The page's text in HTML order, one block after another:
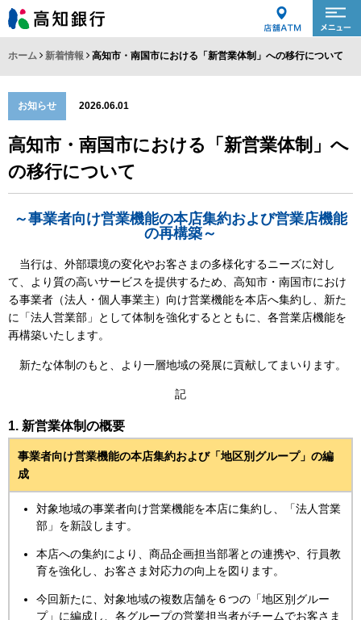
ホーム 新着情報 高知市・南国市における「新営業体制」への移行について
お知らせ 2026.06.01
高知市・南国市における「新営業体制」へ
の移行について
～事業者向け営業機能の本店集約および営業店機能
の再構築～
当行は、外部環境の変化やお客さまの多様化するニーズに対し
て、より質の高いサービスを提供するため、高知市・南国市におけ
る事業者（法人・個人事業主）向け営業機能を本店へ集約し、新た
に「法人営業部」として体制を強化するとともに、各営業店機能を
再構築いたします。
新たな体制のもと、より一層地域の発展に貢献してまいります。
記
新営業体制の概要
事業者向け営業機能の本店集約および「地区別グループ」の編
成
対象地域の事業者向け営業機能を本店に集約し、「法人営業
部」を新設します。
本店への集約により、商品企画担当部署との連携や、行員教
育を強化し、お客さま対応力の向上を図ります。
今回新たに、対象地域の複数店舗を６つの「地区別グルー
プ」に編成し、各グループの営業担当者がチームでお客さま